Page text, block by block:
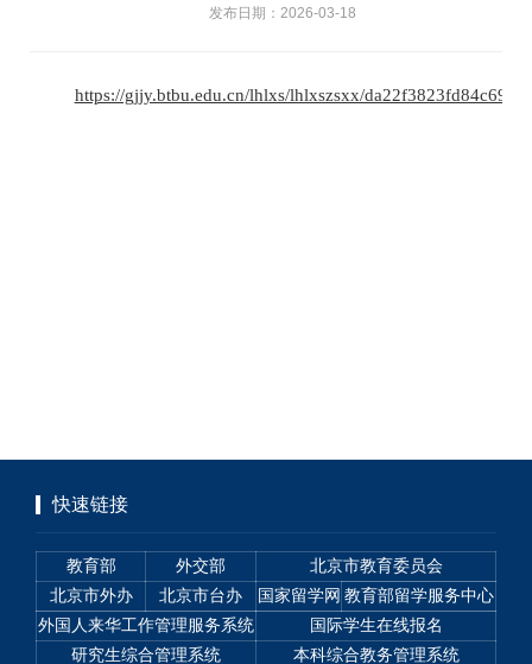
发布日期：2026-03-18
https://gjjy.btbu.edu.cn/lhlxs/lhlxszsxx/
快速链接
教育部 外交部
北京市教育委员会
北京市外办
北京市台办 国家留学网 教育部留学服务中心
外国人来华工作管理服务系统
国际学生在线报名
研究生综合管理系统
本科综合教务管理系统